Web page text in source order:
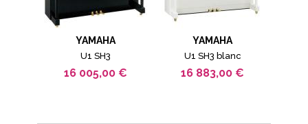
YAMAHA
U1 SH3
16 005,00 €
YAMAHA
U1 SH3 blanc
16 883,00 €